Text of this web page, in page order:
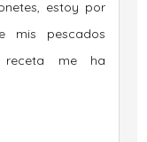
estoy por
mis pescados
me ha